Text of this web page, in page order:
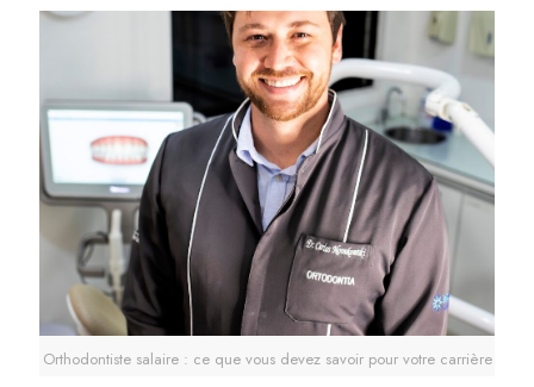
Orthodontiste salaire : ce que vous devez savoir pour votre carrière